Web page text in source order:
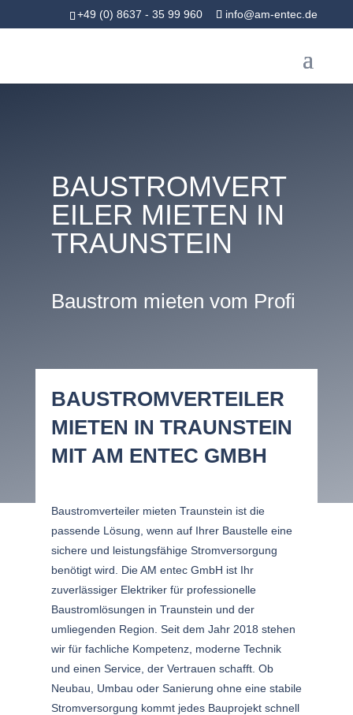
+49 (0) 8637 - 35 99 960 info@am-entec.de
BAUSTROMVERT
EILER MIETEN IN
TRAUNSTEIN
Baustrom mieten vom Profi
BAUSTROMVERTEILER
MIETEN IN TRAUNSTEIN
MIT AM ENTEC GMBH
Baustromverteiler mieten Traunstein ist die
passende Lösung, wenn auf Ihrer Baustelle eine
sichere und leistungsfähige Stromversorgung
benötigt wird. Die AM entec GmbH ist Ihr
zuverlässiger Elektriker für professionelle
Baustromlösungen in Traunstein und der
umliegenden Region. Seit dem Jahr 2018 stehen
wir für fachliche Kompetenz, moderne Technik
und einen Service, der Vertrauen schafft. Ob
Neubau, Umbau oder Sanierung ohne eine stabile
Stromversorgung kommt jedes Bauprojekt schnell